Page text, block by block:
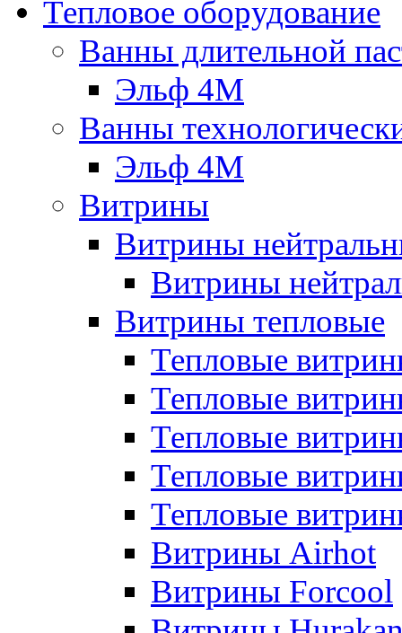
Тепловое оборудование
Ванны длительной
Эльф 4М
Ванны
Эльф 4М
Витрины
Витрины
Витрины
Витрины тепловые
Тепловые
Тепловые
Тепловые
Тепловые
Тепловые
Витрины Airhot
Витрины Forcool